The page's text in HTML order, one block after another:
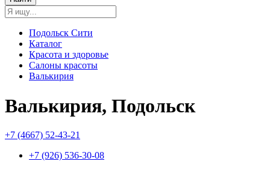
Подольск Сити
Каталог
Красота и здоровье
Салоны красоты
Валькирия
Валькирия, Подольск
+7 (4667) 52-43-21
+7 (926) 536-30-08